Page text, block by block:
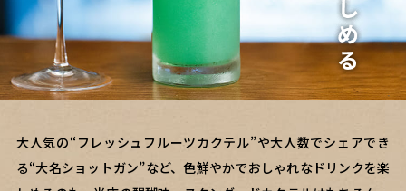
大人気の“フレッシュフルーツカクテル”や大人数でシェアでき
る“大名ショットガン”など、色鮮やかでおしゃれなドリンクを楽